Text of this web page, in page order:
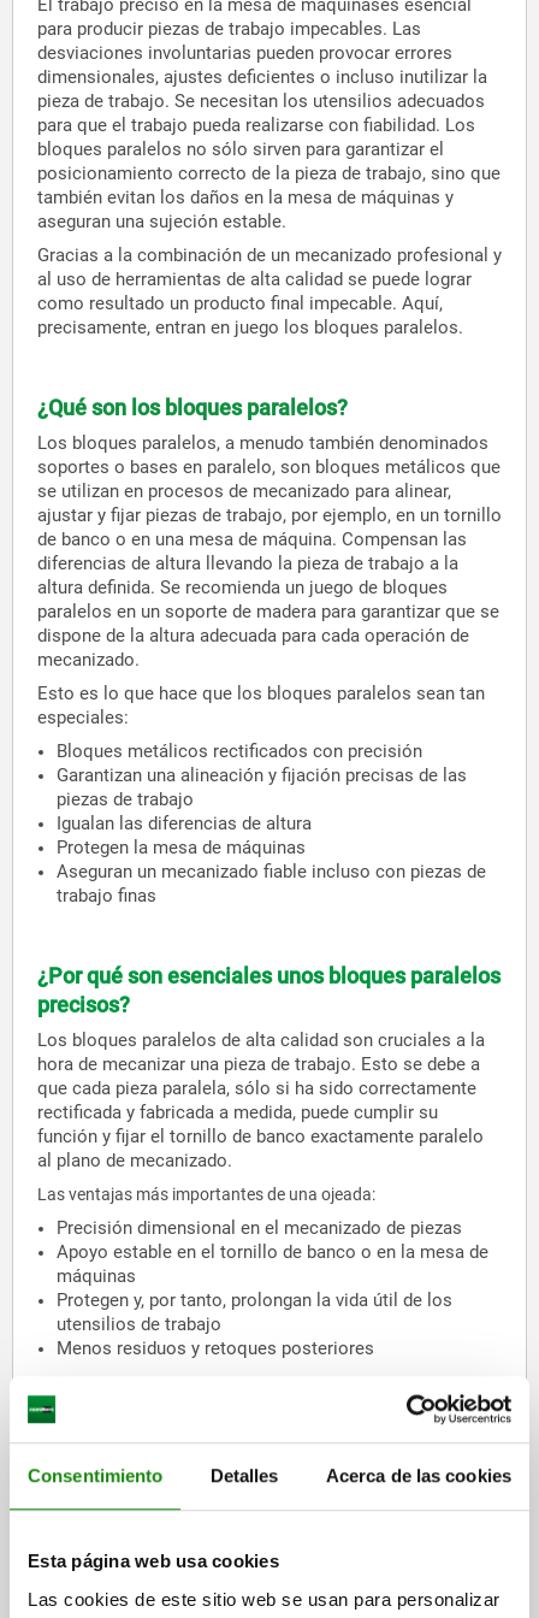
Consentimiento Detalles Acerca de las cookies
Esta página web usa cookies
Las cookies de este sitio web se usan para personalizar
El trabajo preciso en la mesa de máquinases esencial
para producir piezas de trabajo impecables. Las
desviaciones involuntarias pueden provocar errores
dimensionales, ajustes deficientes o incluso inutilizar la
pieza de trabajo. Se necesitan los utensilios adecuados
para que el trabajo pueda realizarse con fiabilidad. Los
bloques paralelos no sólo sirven para garantizar el
posicionamiento correcto de la pieza de trabajo, sino que
también evitan los daños en la mesa de máquinas y
aseguran una sujeción estable.
Gracias a la combinación de un mecanizado profesional y
al uso de herramientas de alta calidad se puede lograr
como resultado un producto final impecable. Aquí,
precisamente, entran en juego los bloques paralelos.
¿Qué son los bloques paralelos?
Los bloques paralelos, a menudo también denominados
soportes o bases en paralelo, son bloques metálicos que
se utilizan en procesos de mecanizado para alinear,
ajustar y fijar piezas de trabajo, por ejemplo, en un tornillo
de banco o en una mesa de máquina. Compensan las
diferencias de altura llevando la pieza de trabajo a la
altura definida. Se recomienda un juego de bloques
paralelos en un soporte de madera para garantizar que se
dispone de la altura adecuada para cada operación de
mecanizado.
Esto es lo que hace que los bloques paralelos sean tan
especiales:
Bloques metálicos rectificados con precisión
Garantizan una alineación y fijación precisas de las
piezas de trabajo
Igualan las diferencias de altura
Protegen la mesa de máquinas
Aseguran un mecanizado fiable incluso con piezas de
trabajo finas
¿Por qué son esenciales unos bloques paralelos
precisos?
Los bloques paralelos de alta calidad son cruciales a la
hora de mecanizar una pieza de trabajo. Esto se debe a
que cada pieza paralela, sólo si ha sido correctamente
rectificada y fabricada a medida, puede cumplir su
función y fijar el tornillo de banco exactamente paralelo
al plano de mecanizado.
Las ventajas más importantes de una ojeada:
Precisión dimensional en el mecanizado de piezas
Apoyo estable en el tornillo de banco o en la mesa de
máquinas
Protegen y, por tanto, prolongan la vida útil de los
utensilios de trabajo
Menos residuos y retoques posteriores
¿Desea ver los
de los distintos bloques
paralelos antes de comprar?
alta calidad
El mecanizado de piezas de trabajo con bloques
paralelos inferiores, desgastados o incluso sin ellos